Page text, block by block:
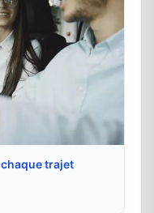
trajet